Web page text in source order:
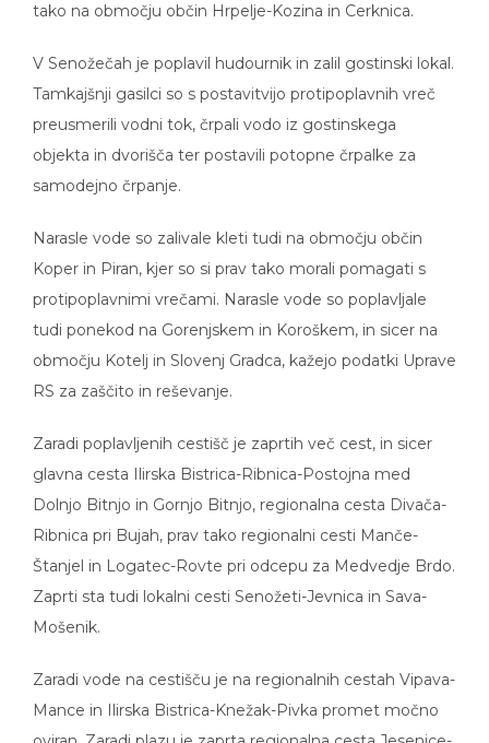
tako na območju občin Hrpelje-Kozina in Cerknica.
V Senožečah je poplavil hudournik in zalil gostinski lokal.
Tamkajšnji gasilci so s postavitvijo protipoplavnih vreč
preusmerili vodni tok, črpali vodo iz gostinskega
objekta in dvorišča ter postavili potopne črpalke za
samodejno črpanje.
Narasle vode so zalivale kleti tudi na območju občin
Koper in Piran, kjer so si prav tako morali pomagati s
protipoplavnimi vrečami. Narasle vode so poplavljale
tudi ponekod na Gorenjskem in Koroškem, in sicer na
območju Kotelj in Slovenj Gradca, kažejo podatki Uprave
RS za zaščito in reševanje.
Zaradi poplavljenih cestišč je zaprtih več cest, in sicer
glavna cesta Ilirska Bistrica-Ribnica-Postojna med
Dolnjo Bitnjo in Gornjo Bitnjo, regionalna cesta Divača-
Ribnica pri Bujah, prav tako regionalni cesti Manče-
Štanjel in Logatec-Rovte pri odcepu za Medvedje Brdo.
Zaprti sta tudi lokalni cesti Senožeti-Jevnica in Sava-
Mošenik.
Zaradi vode na cestišču je na regionalnih cestah Vipava-
Mance in Ilirska Bistrica-Knežak-Pivka promet močno